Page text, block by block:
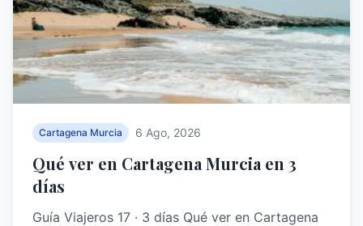
Cartagena Murcia 6 Ago, 2026
Qué ver en Cartagena Murcia en 3
días
Guía Viajeros 17 · 3 días Qué ver en Cartagena